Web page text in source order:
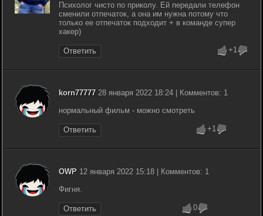
Психолог чисто по приколу. Ей передали телефон
сменили отпечаток, а она им нужна потому что
только ее отпечаток подходит + в команде супер
хакер)
Ответить +1
korn7777728 января 2022 18:24 | Комментов: 1
нормальный фильм - можно смотреть
Ответить +1
OWP 12 января 2022 15:18 | Комментов: 1
Фигня.
Ответить 0